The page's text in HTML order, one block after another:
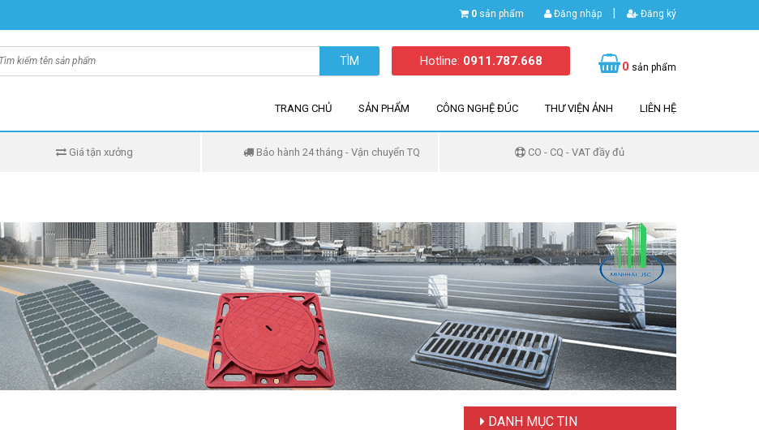
0 sản phẩm Đăng nhập Đăng ký
TÌM Hotline: 0911.787.668 0 sản phẩm
TRANG CHỦ SẢN PHẨM CÔNG NGHỆ ĐÚC THƯ VIỆN ẢNH LIÊN HỆ
Giá tận xưởng Bảo hành 24 tháng - Vận chuyển TQ CO - CQ - VAT đầy đủ
DANH MỤC TIN